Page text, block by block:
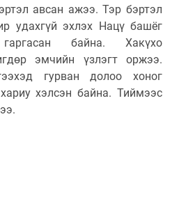
авсан ажээ. Тэр бэртэл
удахгүй эхлэх Нацү башёг
байна. Хакүхо
эмчийн үзлэгт оржээ.
гурван долоо хоног
хэлсэн байна. Тиймээс